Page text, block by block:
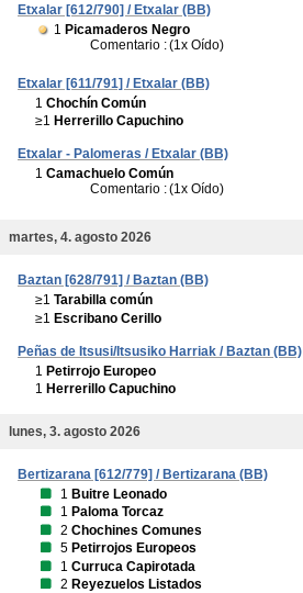
Etxalar [612/790] / Etxalar (BB)
1 Picamaderos Negro
Comentario :(1x Oído)
Etxalar [611/791] / Etxalar (BB)
1 Chochín Común
≥1 Herrerillo Capuchino
Etxalar - Palomeras / Etxalar (BB)
1 Camachuelo Común
Comentario :(1x Oído)
martes, 4. agosto 2026
Baztan [628/791] / Baztan (BB)
≥1 Tarabilla común
≥1 Escribano Cerillo
Peñas de Itsusi/Itsusiko Harriak / Baztan (BB)
1 Petirrojo Europeo
1 Herrerillo Capuchino
lunes, 3. agosto 2026
Bertizarana [612/779] / Bertizarana (BB)
1 Buitre Leonado
1 Paloma Torcaz
2 Chochines Comunes
5 Petirrojos Europeos
1 Curruca Capirotada
2 Reyezuelos Listados